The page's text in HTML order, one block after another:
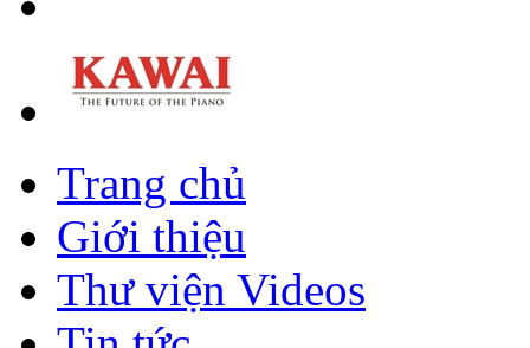
Trang chủ
Giới thiệu
Thư viện Videos